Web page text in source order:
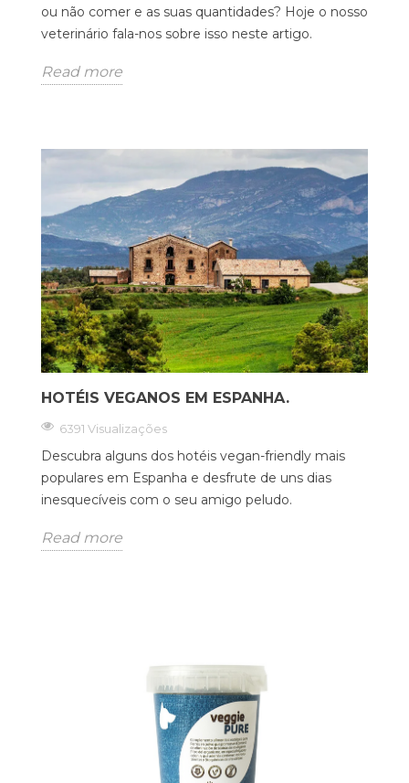
ou não comer e as suas quantidades? Hoje o nosso
veterinário fala-nos sobre isso neste artigo.
Read more
HOTÉIS VEGANOS EM ESPANHA.
6391 Visualizações
Descubra alguns dos hotéis vegan-friendly mais
populares em Espanha e desfrute de uns dias
inesquecíveis com o seu amigo peludo.
Read more